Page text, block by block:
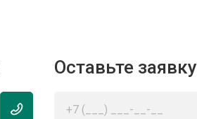
Оставьте заявку